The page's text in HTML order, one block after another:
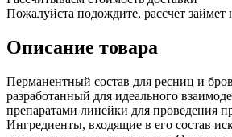
Пожалуйста подождите, рассчет займет
Описание товара
Перманентный состав для ресниц и
разработанный для идеального
препаратами линейки для проведения
Ингредиенты, входящие в его состав